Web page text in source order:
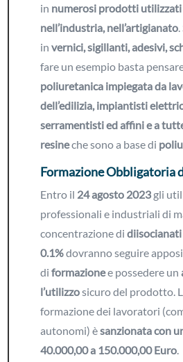
in numerosi prodotti utilizzati
nell’industria, nell’artigianato
invernici, sigillanti, adesivi,
fare un esempio basta
poliuretanica impiegata da
dell’edilizia, impiantisti
serramentisti ed affini e a
resineche sono a base di
Formazione Obbligatoria
Entro il 24 agosto 2023gli
professionali e industriali di
concentrazione di
0.1%dovranno seguire
diformazionee possedere un
l’utilizzosicuro del prodotto.
formazione dei lavoratori
autonomi) èsanzionata con
40.000,00 a 150.000,00Euro